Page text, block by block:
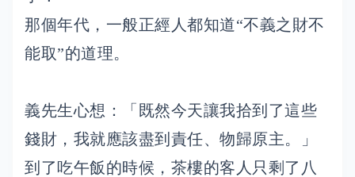
那個年代，一般正經人都知道“不義之財不
能取”的道理。
義先生心想：「既然今天讓我拾到了這些
錢財，我就應該盡到責任、物歸原主。」
到了吃午飯的時候，茶樓的客人只剩了八